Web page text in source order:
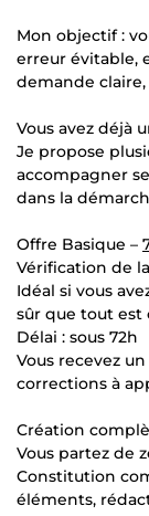
Mon objectif :
erreur évitable,
demande
Vous avez déjà
Je propose
accompagner
dans la
Offre Basique –
Vérification de
Idéal si vous
sûr que tout est
Délai : sous 72h
Vous recevez
corrections à
Création
Vous partez de
Constitution
éléments,